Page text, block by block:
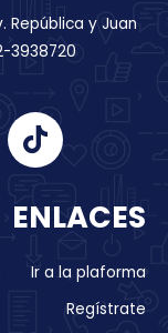
República y Juan
3938720
ENLACES
Ir a la plaforma
Regístrate